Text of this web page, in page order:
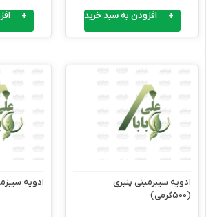
افزودن به سبد خرید
ادویه سیبزمینی پنیری
(500گرمی)
ادویه سیبزمینی